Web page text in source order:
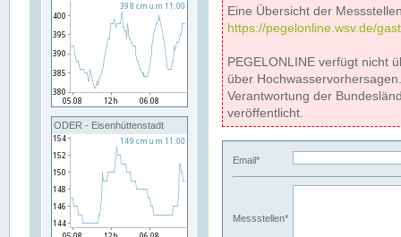
ODER - Eisenhüttenstadt
Eine Übersicht der
https://pegelonline.wsv.de/
PEGELONLINE verfügt nicht
über
Verantwortung der
veröffentlicht.
Email*
Messstellen*